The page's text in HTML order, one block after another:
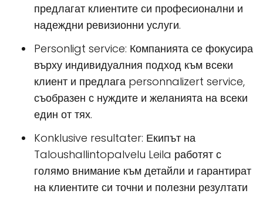
предлагат клиентите си професионални и
надеждни ревизионни услуги.
Personligt service: Компанията се фокусира
върху индивидуалния подход към всеки
клиент и предлага personnalizert service,
съобразен с нуждите и желанията на всеки
един от тях.
Konklusive resultater: Екипът на
Taloushallintopalvelu Leila работят с
голямо внимание към детайли и гарантират
на клиентите си точни и полезни резултати